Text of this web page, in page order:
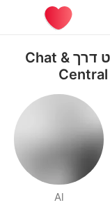
אנשים שמחפשים לצאת לדייט דרך Chat &
Al